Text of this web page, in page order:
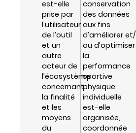
est-elle
prise par
l’utilisateur
de l’outil
et un
autre
acteur de
l’écosystème
concernant
la finalité
et les
moyens
du
conservation
des données
aux fins
d’améliorer et/
ou d’optimiser
la
performance
sportive
physique
individuelle
est-elle
organisée,
coordonnée